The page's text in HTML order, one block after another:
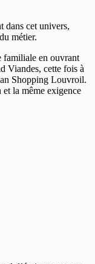
dans cet univers,
métier.
familiale en ouvrant
Viandes, cette fois à
Shopping Louvroil.
la même exigence